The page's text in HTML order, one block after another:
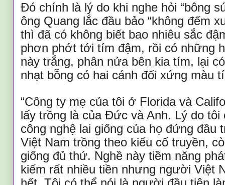
Đó chính là lý do khi nghe hỏi “bông
ông Quang lắc đầu bảo “không đếm
thì đã có không biết bao nhiêu sắc
phơn phớt tới tím đậm, rồi có những
này trắng, phân nửa bên kia tím, lại
nhạt bỗng có hai cánh đối xứng màu
“Công ty mẹ của tôi ở Florida và
lấy trồng là của Đức và Anh. Lý do tôi
công nghệ lai giống của họ đứng đầu
Việt Nam trồng theo kiểu cổ truyền,
giống đủ thứ. Nghề này tiềm năng
kiếm rất nhiều tiền nhưng người Việt